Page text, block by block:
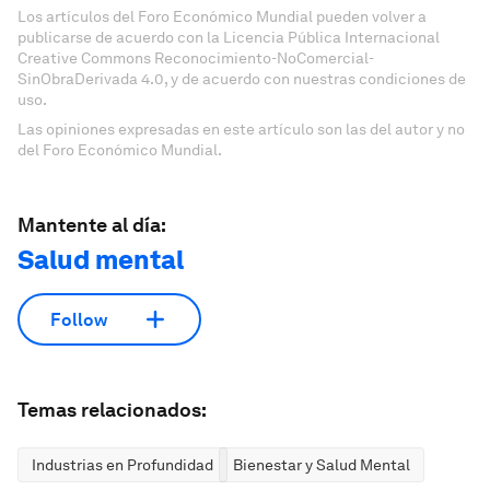
Los artículos del Foro Económico Mundial pueden volver a
publicarse de acuerdo con la Licencia Pública Internacional
Creative Commons Reconocimiento-NoComercial-
SinObraDerivada 4.0, y de acuerdo con nuestras condiciones de
uso.
Las opiniones expresadas en este artículo son las del autor y no
del Foro Económico Mundial.
Mantente al día:
Salud mental
Follow
Temas relacionados:
Industrias en Profundidad Bienestar y Salud Mental